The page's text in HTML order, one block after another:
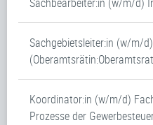
Sachbearbeiter:in (w/m/d)
Sachgebietsleiter:in (w/m/
Koordinator:in (w/m/d)
Prozesse der